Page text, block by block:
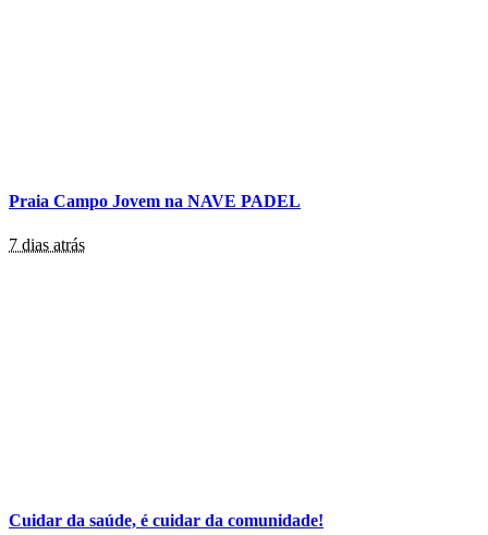
Praia Campo Jovem na NAVE PADEL
7 dias atrás
Cuidar da saúde, é cuidar da comunidade!